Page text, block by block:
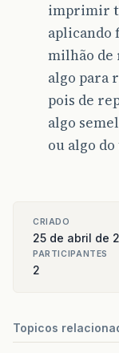
imprimir
aplicando
milhão de
algo para
pois de
algo
ou algo
CRIADO
25 de abril de
PARTICIPANTES
2
Topicos